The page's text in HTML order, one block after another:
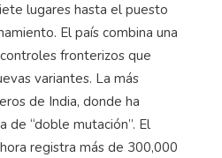
lugares hasta el puesto
El país combina una
fronterizos que
variantes. La más
de India, donde ha
de “doble mutación”. El
registra más de 300,000